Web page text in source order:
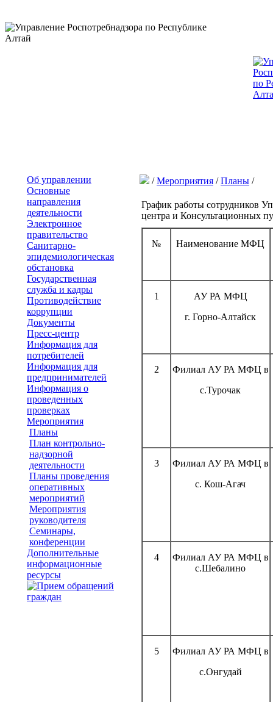
Об управлении
Основные
направления
деятельности
Электронное
правительство
Санитарно-
эпидемиологическая
обстановка
Государственная
служба и кадры
Противодействие
коррупции
Документы
Пресс-центр
Информация для
потребителей
Информация для
предпринимателей
Информация о
проведенных
проверках
Мероприятия
Планы
План контрольно-
надзорной
деятельности
Планы проведения
оперативных
мероприятий
Мероприятия
руководителя
Семинары,
конференции
Дополнительные
информационные
ресурсы
/Мероприятия /Планы /
График работы сотрудников
центра и Консультационных
№ Наименование МФЦ
1
АУ РА МФЦ
г. Горно-Алтайск
2
Филиал АУ РА МФЦ в
с.Турочак
3
Филиал АУ РА МФЦ в
с. Кош-Агач
4
Филиал АУ РА МФЦ в
с.Шебалино
5
Филиал АУ РА МФЦ в
с.Онгудай